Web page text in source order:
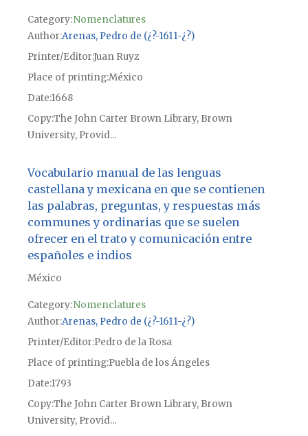
Category:Nomenclatures
Author Arenas, Pedro de (¿?-1611-¿?)
Printer/EditorJuan Ruyz
Place of printingMéxico
Date1668
CopyThe John Carter Brown Library, Brown
University, Provid...
Vocabulario manual de las lenguas
castellana y mexicana en que se contienen
las palabras, preguntas, y respuestas más
communes y ordinarias que se suelen
ofrecer en el trato y comunicación entre
españoles e indios
México
Category:Nomenclatures
Author Arenas, Pedro de (¿?-1611-¿?)
Printer/Editor Pedro de la Rosa
Place of printingPuebla de los Ángeles
Date1793
CopyThe John Carter Brown Library, Brown
University, Provid...